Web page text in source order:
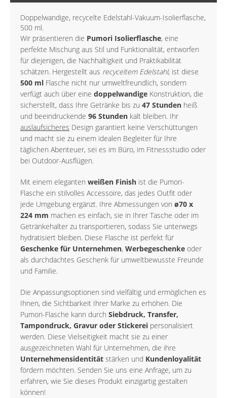
Doppelwandige, recycelte Edelstahl-Vakuum-Isolierflasche,
500 ml.
Wir präsentieren die Pumori Isolierflasche, eine
perfekte Mischung aus Stil und Funktionalität, entworfen
für diejenigen, die Nachhaltigkeit und Praktikabilität
schätzen. Hergestellt aus recyceltem Edelstahl, ist diese
500 ml Flasche nicht nur umweltfreundlich, sondern
verfügt auch über eine doppelwandige Konstruktion, die
sicherstellt, dass Ihre Getränke bis zu 47 Stunden heiß
und beeindruckende 96 Stunden kalt bleiben. Ihr
auslaufsicheres Design garantiert keine Verschüttungen
und macht sie zu einem idealen Begleiter für Ihre
täglichen Abenteuer, sei es im Büro, im Fitnessstudio oder
bei Outdoor-Ausflügen.
Mit einem eleganten weißen Finish ist die Pumori-
Flasche ein stilvolles Accessoire, das jedes Outfit oder
jede Umgebung ergänzt. Ihre Abmessungen von ø70 x
224 mm machen es einfach, sie in Ihrer Tasche oder im
Getränkehalter zu transportieren, sodass Sie unterwegs
hydratisiert bleiben. Diese Flasche ist perfekt für
Geschenke für Unternehmen, Werbegeschenke oder
als durchdachtes Geschenk für umweltbewusste Freunde
und Familie.
Die Anpassungsoptionen sind vielfältig und ermöglichen es
Ihnen, die Sichtbarkeit Ihrer Marke zu erhöhen. Die
Pumori-Flasche kann durch Siebdruck, Transfer,
Tampondruck, Gravur oder Stickerei personalisiert
werden. Diese Vielseitigkeit macht sie zu einer
ausgezeichneten Wahl für Unternehmen, die ihre
Unternehmensidentität stärken und Kundenloyalität
fördern möchten. Senden Sie uns eine Anfrage, um zu
erfahren, wie Sie dieses Produkt einzigartig gestalten
können!